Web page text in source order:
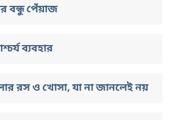
বন্ধু পেঁয়াজ
ব্যবহার
রস ও খোসা, যা না জানলেই নয়